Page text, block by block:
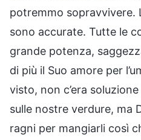
potremmo sopravvivere.
sono accurate. Tutte le
grande potenza,
di più il Suo amore per
visto, non c’era
sulle nostre verdure, ma
ragni per mangiarli così